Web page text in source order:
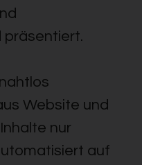
präsentiert.
Website und
nur
auf